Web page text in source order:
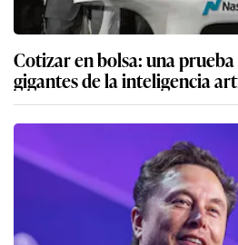
Cotizar en bolsa: una
gigantes de la inteligencia